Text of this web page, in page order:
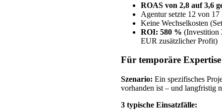
ROAS von 2,8 auf 3,6
Agentur setzte 12 von
Keine Wechselkosten
ROI: 580 % (Investition
EUR zusätzlicher Profit)
Für temporäre Expertise
Szenario: Ein spezifisches
vorhanden ist – und langfristig
3 typische Einsatzfälle: